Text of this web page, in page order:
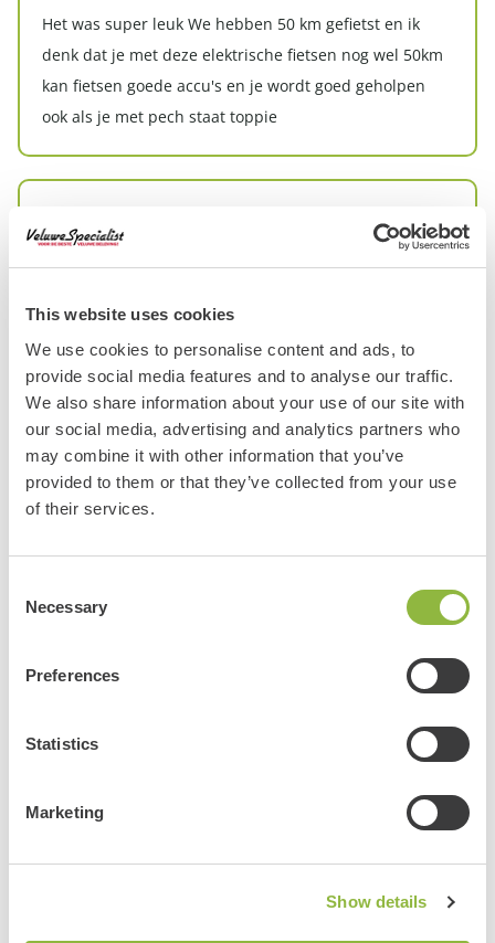
This website uses cookies
We use cookies to personalise content and ads, to
provide social media features and to analyse our traffic.
We also share information about your use of our site with
our social media, advertising and analytics partners who
may combine it with other information that you’ve
provided to them or that they’ve collected from your use
of their services.
Selection
Necessary
Preferences
Statistics
Marketing
Show details
Het was super leuk We hebben 50 km gefietst en ik
denk dat je met deze elektrische fietsen nog wel 50km
kan fietsen goede accu's en je wordt goed geholpen
ook als je met pech staat toppie
6 augustus 2026
OverE-chopper
Fijne ontvangst, goede uitleg, leuke e-choppers en een
fantastische route. Voor herhaling vatbaar, aanrader!
Wim
6 augustus 2026
Over Elektrische fietsen
Gezellig winkel vriendelijk personeel en goede uit over
Tiny
5 augustus 2026
LocatieOtterlo